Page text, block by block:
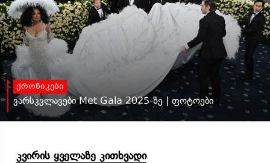
ქრონიკები
ვარსკვლავები Met Gala 2025-ზე | ფოტოები
კვირის ყველაზე კითხვადი